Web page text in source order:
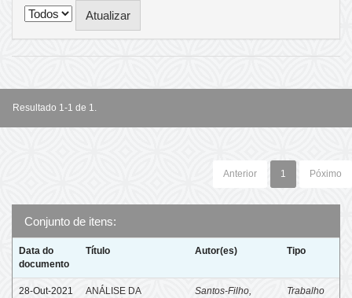
Resultado 1-1 de 1.
Anterior 1 Póximo
Conjunto de itens:
Data do
documento
Título Autor(es) Tipo
28-Out-2021
ANÁLISE DA
Santos-Filho,
Trabalho